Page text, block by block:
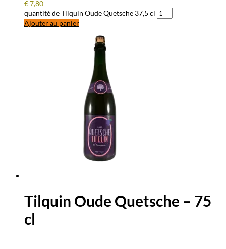
€7,80
quantité de Tilquin Oude Quetsche 37,5 cl
Ajouter au panier
Tilquin Oude Quetsche – 75
cl